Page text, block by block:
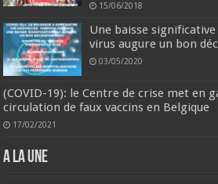
15/06/2018
Une baisse
virus augure un bon
03/05/2020
(COVID-19): le Centre de crise met en
circulation de faux vaccins en Belgique
17/02/2021
A la une